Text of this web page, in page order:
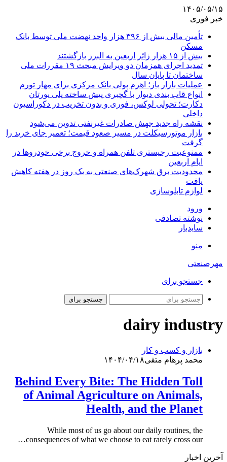
۱۴۰۵/۰۵/۱۵
خبر فوری
تأمین مالی بیش از ۳۹۶ هزار واحد نهضت ملی توسط بانک
مسکن
بیش از ۱۵ هزار زائر اربعین به البرز بازگشتند
تمدید اجرای همزمان دو ویرایش مبحث ۱۹ مقررات ملی
ساختمان تا پایان سال
عملیات بازار باز؛ اهرم پولی بانک مرکزی برای مهار تورم
انواع قاب بندی دیوار با گچبری پیش ساخته پلی یورتان
دکارت؛ تحولی لوکس، فوری و بدون تخریب در دکوراسیون
داخلی
نقشه راه جدید جهش صادرات غیرنفتی تدوین می‌شود
بازار موتورسیکلت در مسیر صعود قیمت؛ تعمیر جای خرید را
گرفت
ممنوعیت رجیستری تلفن همراه و خروج برخی خودروها در
ایام اربعین
محدودیت برق شهرک‌های صنعتی به یک روز در هفته کاهش
یافت
لوازم تابلوسازی
ورود
نوشته تصادفی
سایدبار
منو
مهرصنعتی
جستجو برای
جستجو برای
dairy industry
بازار و کسب و کار
محمد پرهام متقی۱۴۰۴/۰۴/۱۸
Behind Every Bite: The Hidden Toll
of Animal Agriculture on Animals,
Health, and the Planet
While most of us go about our daily routines, the
consequences of what we choose to eat rarely cross our…
آخرین اخبار